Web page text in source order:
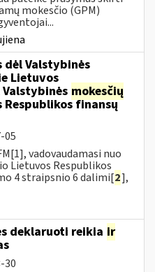
mokesčio (GPM)
dėl Valstybinės
Lietuvos
Valstybinės mokesčių
finansų
05
vadovaudamasi nuo
Lietuvos Respublikos
4 straipsnio 6 dalimi[2],
deklaruoti reikia ir
30